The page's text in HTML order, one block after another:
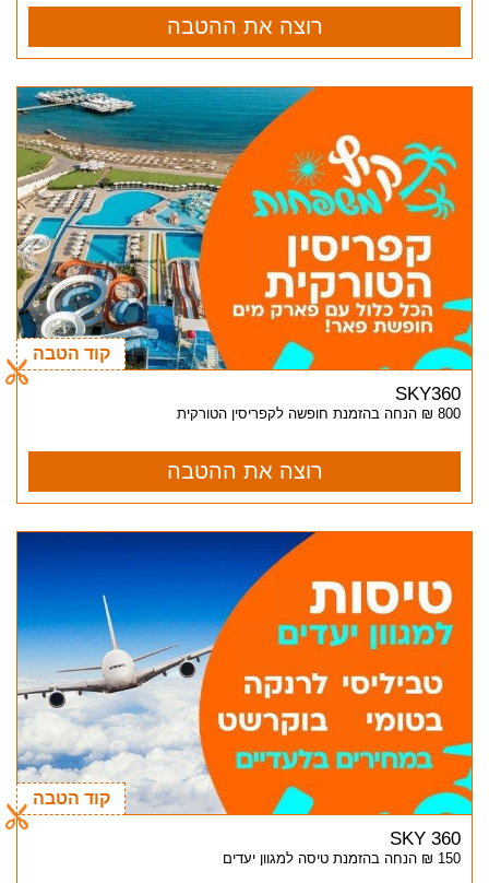
רוצה את ההטבה
קוד הטבה
SKY360
800 ₪ הנחה בהזמנת חופשה לקפריסין הטורקית
רוצה את ההטבה
קוד הטבה
SKY 360
150 ₪ הנחה בהזמנת טיסה למגוון יעדים